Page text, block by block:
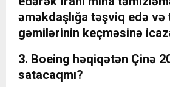
əməkdaşlığa təşviq edə
gəmilərinin keçməsinə
3. Boeing həqiqətən Çinə
satacaqmı?